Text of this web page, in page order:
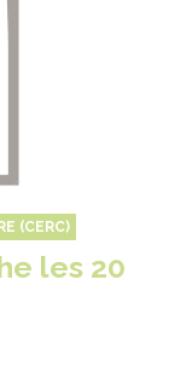
(CERC)
les 20